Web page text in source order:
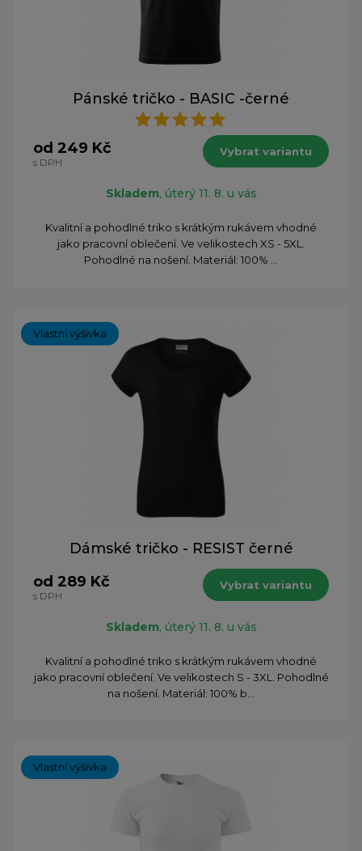
Pánské tričko - BASIC -černé
od 249 Kč
s DPH
Vybrat variantu
Skladem, úterý 11. 8. u vás
Kvalitní a pohodlné triko s krátkým rukávem vhodné
jako pracovní oblečení. Ve velikostech XS - 5XL.
Pohodlné na nošení. Materiál: 100% ...
Vlastní výšivka
Dámské tričko - RESIST černé
od 289 Kč
s DPH
Vybrat variantu
Skladem, úterý 11. 8. u vás
Kvalitní a pohodlné triko s krátkým rukávem vhodné
jako pracovní oblečení. Ve velikostech S - 3XL. Pohodlné
na nošení. Materiál: 100% b...
Vlastní výšivka